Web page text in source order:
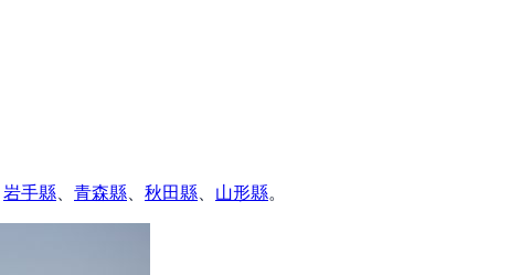
岩手縣、 青森縣、 秋田縣、 山形縣。